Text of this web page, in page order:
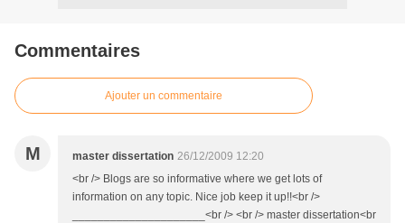
Commentaires
Ajouter un commentaire
M master dissertation 26/12/2009 12:20
<br /> Blogs are so informative where we get lots of
information on any topic. Nice job keep it up!!<br />
_____________________<br /> <br /> master dissertation<br